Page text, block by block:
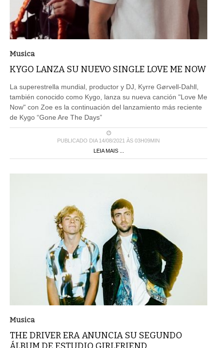
KYGO LANZA SU NUEVO SINGLE LOVE ME NOW
también conocido como Kygo, lanza su nueva canción "Love Me
Now" con Zoe es la continuación del lanzamiento más reciente
de Kygo “Gone Are The Days”
PUBLICADO DIA 14/08/2021 ÀS 03H09MIN
LEIA MAIS ...
THE DRIVER ERA ANUNCIA SU SEGUNDO
ÁLBUM DE ESTUDIO GIRLFRIEND